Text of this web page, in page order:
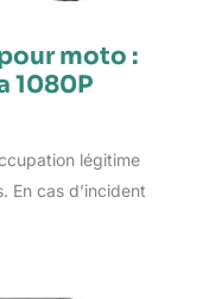
moto :
1080P
légitime
En cas d’incident